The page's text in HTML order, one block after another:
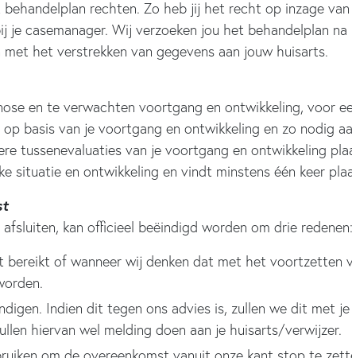
rechten. Zo heb jij het recht op inzage
casemanager. Wij verzoeken jou het behandelplan
het verstrekken van gegevens aan jouw huisarts.
en te verwachten voortgang en ontwikkeling, voor
basis van je voortgang en ontwikkeling en zo nodig
tussenevaluaties van je voortgang en ontwikkeling
situatie en ontwikkeling en vindt minstens één keer
kan officieel beëindigd worden om drie redenen:
bereikt of wanneer wij denken dat met het voortzetten
Indien dit tegen ons advies is, zullen we dit met
hiervan wel melding doen aan je huisarts/verwijzer.